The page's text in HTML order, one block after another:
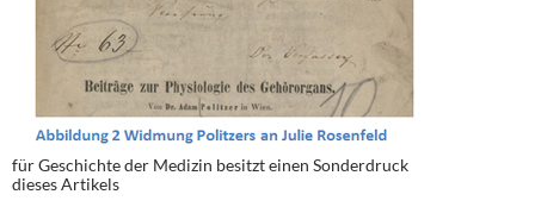
für Geschichte der Medizin besitzt einen Sonderdruck
dieses Artikels